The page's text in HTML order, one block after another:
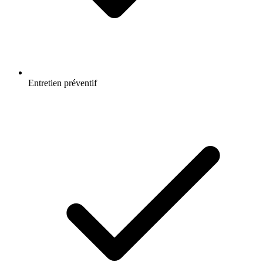
Entretien préventif